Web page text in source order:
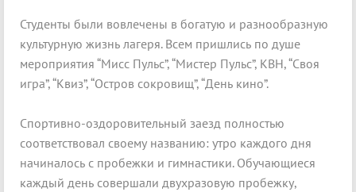
Студенты были вовлечены в богатую и разнообразную
культурную жизнь лагеря. Всем пришлись по душе
мероприятия “Мисс Пульс”, “Мистер Пульс”, КВН, “Своя
игра”, “Квиз”, “Остров сокровищ”, “День кино”.
Спортивно-оздоровительный заезд полностью
соответствовал своему названию: утро каждого дня
начиналось с пробежки и гимнастики. Обучающиеся
каждый день совершали двухразовую пробежку,